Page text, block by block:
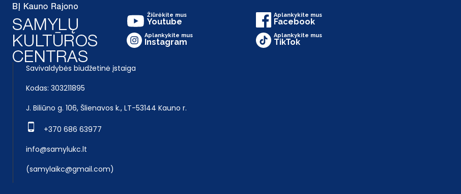
Žiūrėkite mus
Youtube
Aplankykite mus
Facebook
Aplankykite mus
Instagram
Aplankykite mus
TikTok
Savivaldybės biudžetinė įstaiga
Kodas: 303211895
J. Biliūno g. 106, Šlienavos k., LT-53144 Kauno r.
+370 686 63977
info@samylukc.lt
(samylaikc@gmail.com)